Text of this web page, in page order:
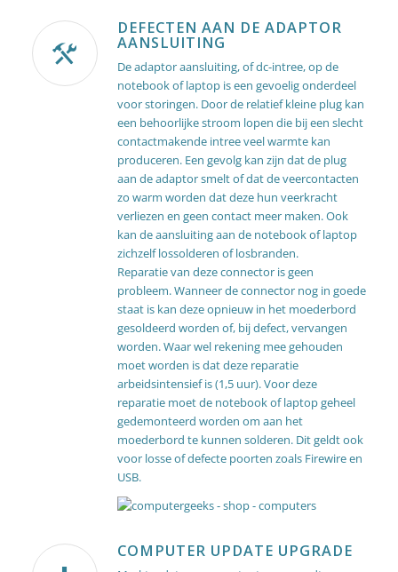
DEFECTEN AAN DE ADAPTOR
AANSLUITING
De adaptor aansluiting, of dc-intree, op de
notebook of laptop is een gevoelig onderdeel
voor storingen. Door de relatief kleine plug kan
een behoorlijke stroom lopen die bij een slecht
contactmakende intree veel warmte kan
produceren. Een gevolg kan zijn dat de plug
aan de adaptor smelt of dat de veercontacten
zo warm worden dat deze hun veerkracht
verliezen en geen contact meer maken. Ook
kan de aansluiting aan de notebook of laptop
zichzelf lossolderen of losbranden.
Reparatie van deze connector is geen
probleem. Wanneer de connector nog in goede
staat is kan deze opnieuw in het moederbord
gesoldeerd worden of, bij defect, vervangen
worden. Waar wel rekening mee gehouden
moet worden is dat deze reparatie
arbeidsintensief is (1,5 uur). Voor deze
reparatie moet de notebook of laptop geheel
gedemonteerd worden om aan het
moederbord te kunnen solderen. Dit geldt ook
voor losse of defecte poorten zoals Firewire en
USB.
COMPUTER UPDATE UPGRADE